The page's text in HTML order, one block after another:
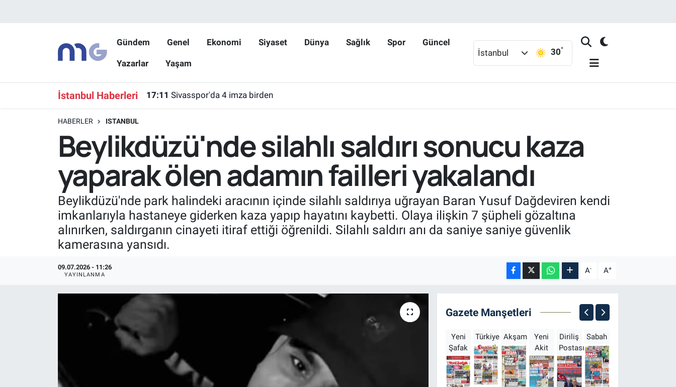
Gündem Genel Ekonomi Siyaset Dünya Sağlık Spor Güncel
Yazarlar Yaşam
İstanbul 30°
İstanbul Haberleri 17:11 Sivasspor'da 4 imza birden
HABERLER ISTANBUL
Beylikdüzü'nde silahlı saldırı sonucu kaza
yaparak ölen adamın failleri yakalandı
Beylikdüzü'nde park halindeki aracının içinde silahlı saldırıya uğrayan Baran Yusuf Dağdeviren kendi
imkanlarıyla hastaneye giderken kaza yapıp hayatını kaybetti. Olaya ilişkin 7 şüpheli gözaltına
alınırken, saldırganın cinayeti itiraf ettiği öğrenildi. Silahlı saldırı anı da saniye saniye güvenlik
kamerasına yansıdı.
09.07.2026 - 11:26
YAYINLANMA A- A+
Gazete Manşetleri
Yeni
Şafak
Türkiye Akşam
Yeni
Akit
Diriliş
Postası
Sabah
Hava Durumu
İstanbul Namaz Vakitleri
Süper Lig Puan Durumu ve Fikstür
Son Dakika Haberleri
Haber Arşivi